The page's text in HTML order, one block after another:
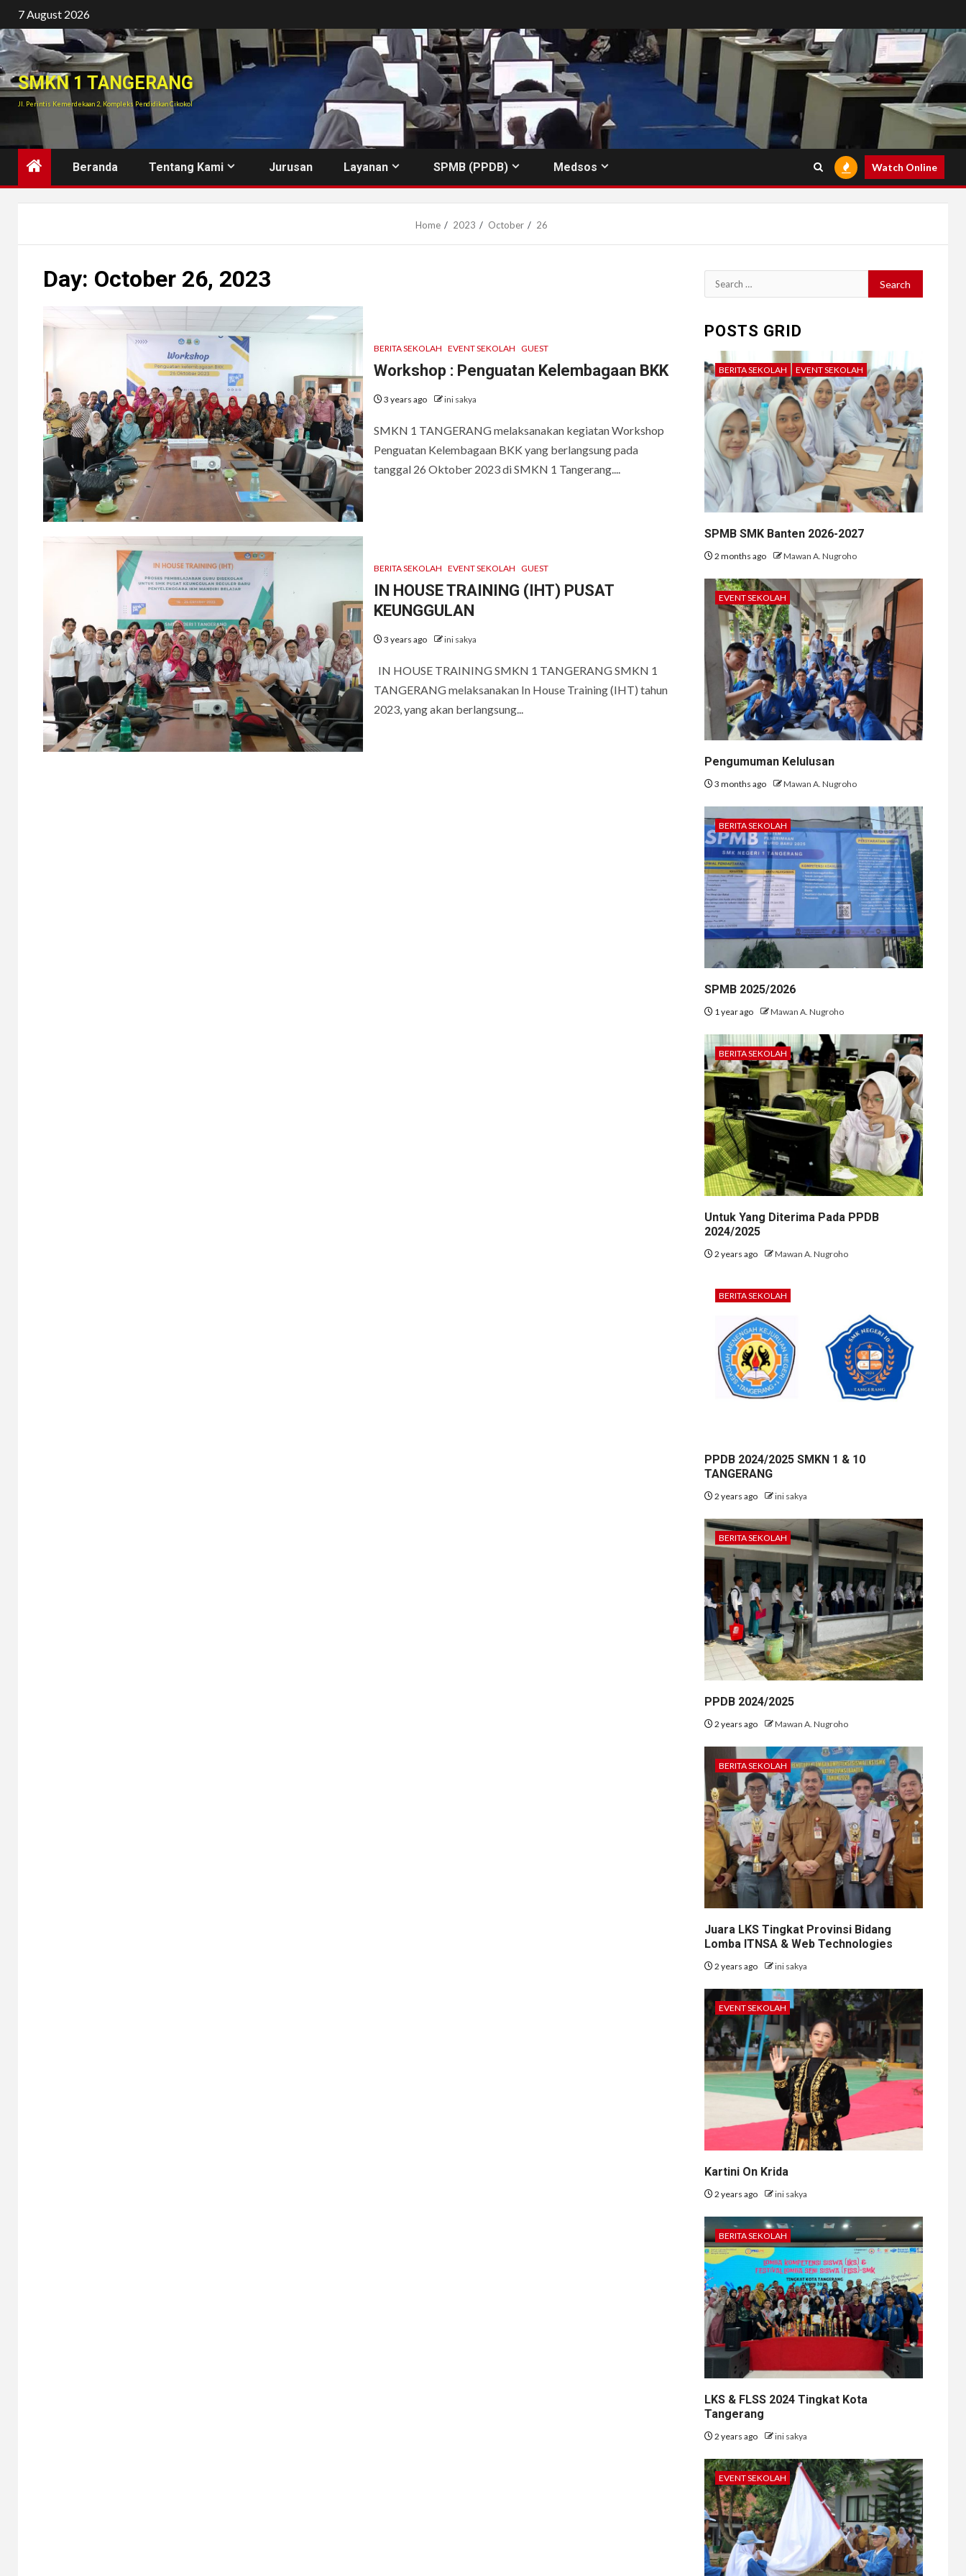
Skip
to
content
7 August 2026
SMKN 1 TANGERANG
Jl. Perintis Kemerdekaan 2, Kompleks Pendidikan Cikokol
Beranda Tentang Kami Jurusan Layanan SPMB (PPDB) Medsos Watch Online
Home 2023 October 26
Day: October 26, 2023
BERITA SEKOLAH EVENT SEKOLAH GUEST
Workshop : Penguatan Kelembagaan BKK
3 years ago ini sakya
SMKN 1 TANGERANG melaksanakan kegiatan Workshop
Penguatan Kelembagaan BKK yang berlangsung pada
tanggal 26 Oktober 2023 di SMKN 1 Tangerang....
BERITA SEKOLAH EVENT SEKOLAH GUEST
IN HOUSE TRAINING (IHT) PUSAT
KEUNGGULAN
3 years ago ini sakya
IN HOUSE TRAINING SMKN 1 TANGERANG SMKN 1
TANGERANG melaksanakan In House Training (IHT) tahun
2023, yang akan berlangsung...
Search
for:
POSTS GRID
BERITA SEKOLAH EVENT SEKOLAH
SPMB SMK Banten 2026-2027
2 months ago Mawan A. Nugroho
EVENT SEKOLAH
Pengumuman Kelulusan
3 months ago Mawan A. Nugroho
BERITA SEKOLAH
SPMB 2025/2026
1 year ago Mawan A. Nugroho
BERITA SEKOLAH
Untuk Yang Diterima Pada PPDB
2024/2025
2 years ago Mawan A. Nugroho
BERITA SEKOLAH
PPDB 2024/2025 SMKN 1 & 10
TANGERANG
2 years ago ini sakya
BERITA SEKOLAH
PPDB 2024/2025
2 years ago Mawan A. Nugroho
BERITA SEKOLAH
Juara LKS Tingkat Provinsi Bidang
Lomba ITNSA & Web Technologies
2 years ago ini sakya
EVENT SEKOLAH
Kartini On Krida
2 years ago ini sakya
BERITA SEKOLAH
LKS & FLSS 2024 Tingkat Kota
Tangerang
2 years ago ini sakya
EVENT SEKOLAH